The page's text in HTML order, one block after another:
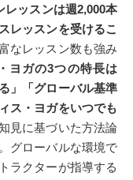
レッスンは週2,000本
レッスンを受けるこ
なレッスン数も強み
ヨガの3つの特長は
」「グローバル基準
ス・ヨガをいつでも
見に基づいた方法論
グローバルな環境で
ラクターが指導する